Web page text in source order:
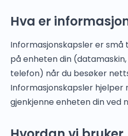
Hva er
Informasjonskapsler er små
på enheten din
telefon) når du besøker
Informasjonskapsler
gjenkjenne enheten din ved